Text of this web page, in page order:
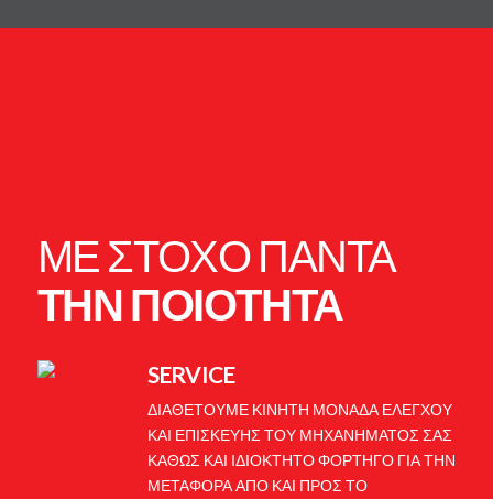
ΜΕ ΣΤΟΧΟ ΠΑΝΤΑ
ΤΗΝ ΠΟΙΟΤΗΤΑ
SERVICE
ΔΙΑΘΕΤΟΥΜΕ ΚΙΝΗΤΗ ΜΟΝΑΔΑ ΕΛΕΓΧΟΥ
ΚΑΙ ΕΠΙΣΚΕΥΗΣ ΤΟΥ ΜΗΧΑΝΗΜΑΤΟΣ ΣΑΣ
ΚΑΘΩΣ ΚΑΙ ΙΔΙΟΚΤΗΤΟ ΦΟΡΤΗΓΟ ΓΙΑ ΤΗΝ
ΜΕΤΑΦΟΡΑ ΑΠΟ ΚΑΙ ΠΡΟΣ ΤΟ